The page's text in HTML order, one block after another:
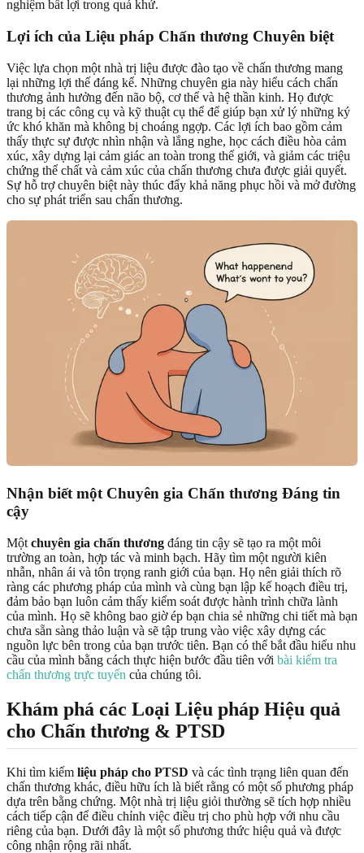
nghiệm bất lợi trong quá khứ.
Lợi ích của Liệu pháp Chấn thương Chuyên biệt
Việc lựa chọn một nhà trị liệu được đào tạo về chấn thương mang
lại những lợi thế đáng kể. Những chuyên gia này hiểu cách chấn
thương ảnh hưởng đến não bộ, cơ thể và hệ thần kinh. Họ được
trang bị các công cụ và kỹ thuật cụ thể để giúp bạn xử lý những ký
ức khó khăn mà không bị choáng ngợp. Các lợi ích bao gồm cảm
thấy thực sự được nhìn nhận và lắng nghe, học cách điều hòa cảm
xúc, xây dựng lại cảm giác an toàn trong thế giới, và giảm các triệu
chứng thể chất và cảm xúc của chấn thương chưa được giải quyết.
Sự hỗ trợ chuyên biệt này thúc đẩy khả năng phục hồi và mở đường
cho sự phát triển sau chấn thương.
Nhận biết một Chuyên gia Chấn thương Đáng tin
cậy
Một chuyên gia chấn thương đáng tin cậy sẽ tạo ra một môi
trường an toàn, hợp tác và minh bạch. Hãy tìm một người kiên
nhẫn, nhân ái và tôn trọng ranh giới của bạn. Họ nên giải thích rõ
ràng các phương pháp của mình và cùng bạn lập kế hoạch điều trị,
đảm bảo bạn luôn cảm thấy kiểm soát được hành trình chữa lành
của mình. Họ sẽ không bao giờ ép bạn chia sẻ những chi tiết mà bạn
chưa sẵn sàng thảo luận và sẽ tập trung vào việc xây dựng các
nguồn lực bên trong của bạn trước tiên. Bạn có thể bắt đầu hiểu nhu
cầu của mình bằng cách thực hiện bước đầu tiên với bài kiểm tra
chấn thương trực tuyến của chúng tôi.
Khám phá các Loại Liệu pháp Hiệu quả
cho Chấn thương & PTSD
Khi tìm kiếm liệu pháp cho PTSD và các tình trạng liên quan đến
chấn thương khác, điều hữu ích là biết rằng có một số phương pháp
dựa trên bằng chứng. Một nhà trị liệu giỏi thường sẽ tích hợp nhiều
cách tiếp cận để điều chỉnh việc điều trị cho phù hợp với nhu cầu
riêng của bạn. Dưới đây là một số phương thức hiệu quả và được
công nhận rộng rãi nhất.